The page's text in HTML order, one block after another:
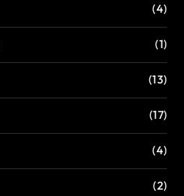
(4)
(1)
(13)
(17)
(4)
(2)